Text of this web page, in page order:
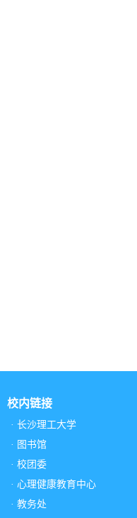
校内链接
· 长沙理工大学
· 图书馆
· 校团委
· 心理健康教育中心
· 教务处